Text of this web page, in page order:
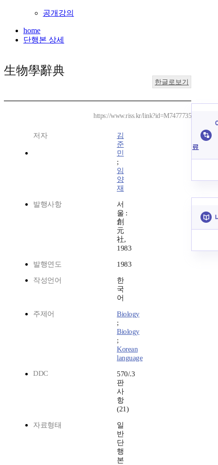
공개강의
home
단행본 상세
生物學辭典
한글로보기
https://www.riss.kr/link?id=M7477735
저자
김
준
민
;
임
양
재
발행사항
서
울 :
創
元
社,
1983
발행연도 1983
작성언어
한
국
어
주제어
Biology
;
Biology
;
Korean
language
DDC
570/.3
판
사
항
(21)
자료형태
일
반
단
행
본
료